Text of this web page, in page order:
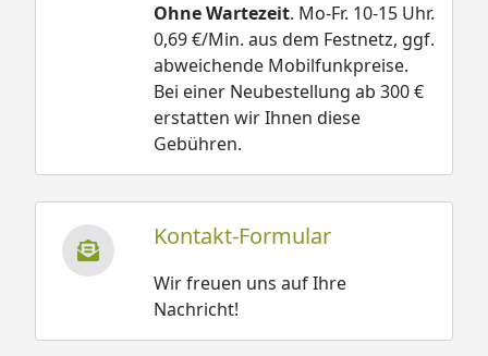
Ohne Wartezeit. Mo-Fr. 10-15 Uhr.
0,69 €/Min. aus dem Festnetz, ggf.
abweichende Mobilfunkpreise.
Bei einer Neubestellung ab 300 €
erstatten wir Ihnen diese
Gebühren.
Kontakt-Formular
Wir freuen uns auf Ihre
Nachricht!